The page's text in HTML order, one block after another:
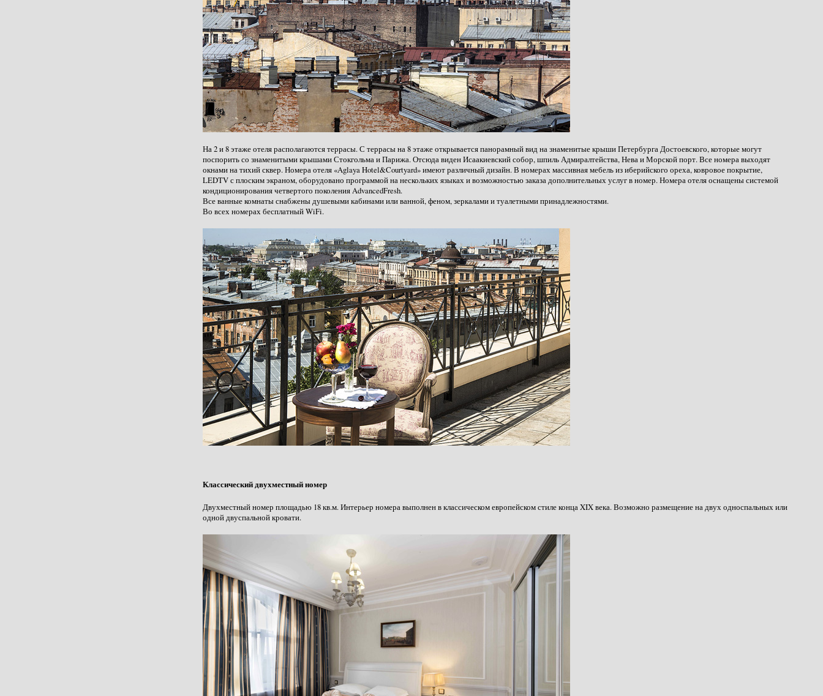
На 2 и 8 этаже отеля располагаются террасы. С террасы на 8 этаже открывается панорамный вид на знаменитые крыши Петербурга Достоевского, которые могут
поспорить со знаменитыми крышами Стокгольма и Парижа. Отсюда виден Исаакиевский собор, шпиль Адмиралтейства, Нева и Морской порт. Все номера выходят
окнами на тихий сквер. Номера отеля «Aglaya Hotel&Courtyard» имеют различный дизайн. В номерах массивная мебель из иберийского ореха, ковровое покрытие,
LEDTV с плоским экраном, оборудовано программой на нескольких языках и возможностью заказа дополнительных услуг в номер. Номера отеля оснащены системой
кондиционирования четвертого поколения AdvancedFresh.
Все ванные комнаты снабжены душевыми кабинами или ванной, феном, зеркалами и туалетными принадлежностями.
Во всех номерах бесплатный WiFi.
Классический двухместный номер
Двухместный номер площадью 18 кв.м. Интерьер номера выполнен в классическом европейском стиле конца XIX века. Возможно размещение на двух односпальных или
одной двуспальной кровати.